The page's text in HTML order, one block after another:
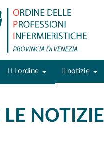
l'ordine notizie
LE NOTIZIE